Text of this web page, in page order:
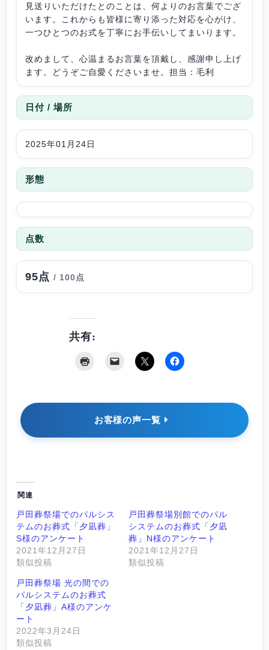
見送りいただけたとのことは、何よりのお言葉でござ
います。これからも皆様に寄り添った対応を心がけ、
一つひとつのお式を丁寧にお手伝いしてまいります。
改めまして、心温まるお言葉を頂戴し、感謝申し上げ
ます。どうぞご自愛くださいませ。担当：毛利
日付 / 場所
2025年01月24日
形態
点数
95点 / 100点
共有:
お客様の声一覧
関連
戸田葬祭場でのパルシス
テムのお葬式「夕凪葬」
S様のアンケート
2021年12月27日
類似投稿
戸田葬祭場別館でのパル
システムのお葬式「夕凪
葬」N様のアンケート
2021年12月27日
類似投稿
戸田葬祭場 光の間での
パルシステムのお葬式
「夕凪葬」A様のアンケ
ート
2022年3月24日
類似投稿